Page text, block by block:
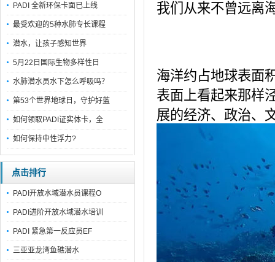
PADI 全新环保卡面已上线
最受欢迎的5种水肺专长课程
潜水，让孩子感知世界
5月22日国际生物多样性日
水肺潜水员水下怎么呼吸吗？
第53个世界地球日，守护好蓝
如何领取PADI证实体卡，全
如何保持中性浮力?
点击排行
PADI开放水域潜水员课程O
PADI进阶开放水域潜水培训
PADI 紧急第一反应员EF
三亚亚龙湾鱼礁潜水
我们从来不曾远离
海洋约占地球表面
表面上看起来那样
展的经济、政治、